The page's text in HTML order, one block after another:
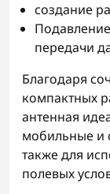
создание
передачи
Благодаря
компактных
антенная
мобильные и
также для
полевых